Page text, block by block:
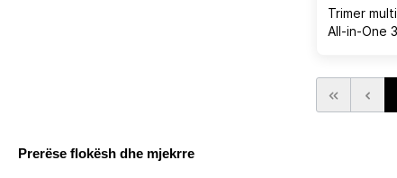
Trimer
All-in-One
Prerëse flokësh dhe mjekrre